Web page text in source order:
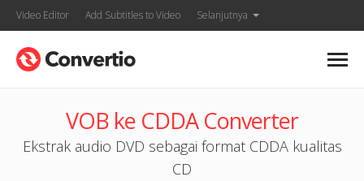
Video Editor Add Subtitles to Video Selanjutnya
VOB ke CDDA Converter
Ekstrak audio DVD sebagai format CDDA kualitas
CD